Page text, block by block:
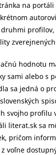
na
hodnotu
sami alebo s
sa jedná o
svojho profilu
literat.sk sa
pričom
voľne